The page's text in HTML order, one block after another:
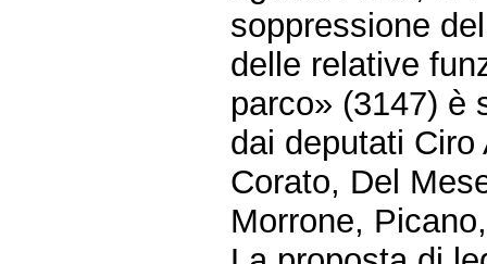
soppressione
delle relative
parco» (3147) è
dai deputati
Corato, Del
Morrone,